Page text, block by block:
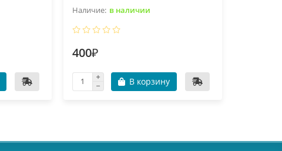
в наличии
400₽
В корзину